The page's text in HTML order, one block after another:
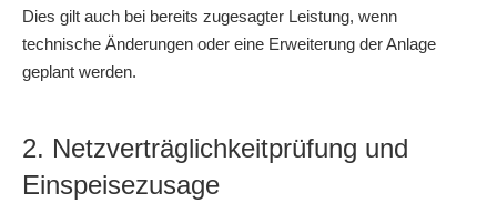
Dies gilt auch bei bereits zugesagter Leistung, wenn
technische Änderungen oder eine Erweiterung der Anlage
geplant werden.
2. Netzverträglichkeitprüfung und
Einspeisezusage